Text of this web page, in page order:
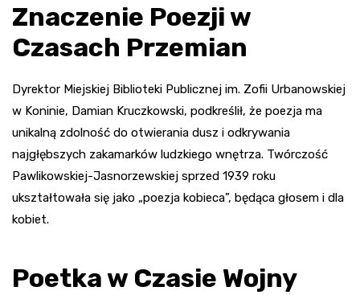
Znaczenie Poezji w
Czasach Przemian
Dyrektor Miejskiej Biblioteki Publicznej im. Zofii Urbanowskiej
w Koninie, Damian Kruczkowski, podkreślił, że poezja ma
unikalną zdolność do otwierania dusz i odkrywania
najgłębszych zakamarków ludzkiego wnętrza. Twórczość
Pawlikowskiej-Jasnorzewskiej sprzed 1939 roku
ukształtowała się jako „poezja kobieca”, będąca głosem i dla
kobiet.
Poetka w Czasie Wojny